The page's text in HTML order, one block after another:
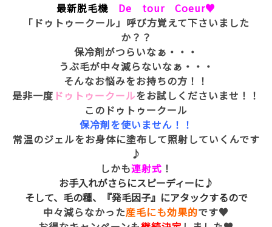
最新脱毛機 De tour Coeur♥
「ドゥトゥークール」呼び方覚えて下さいました
か？？
保冷剤がつらいなぁ・・・
うぶ毛が中々減らないなぁ・・・
そんなお悩みをお持ちの方！！
是非一度 ドゥトゥークールをお試しくださいませ！！
このドゥトゥークール
保冷剤を使いません！！
常温のジェルをお身体に塗布して照射していくんです
♪
しかも連射式 ！
お手入れがさらにスピーディーに♪
そして、毛の種、『発毛因子』にアタックするので
中々減らなかった産毛にも効果的です♥